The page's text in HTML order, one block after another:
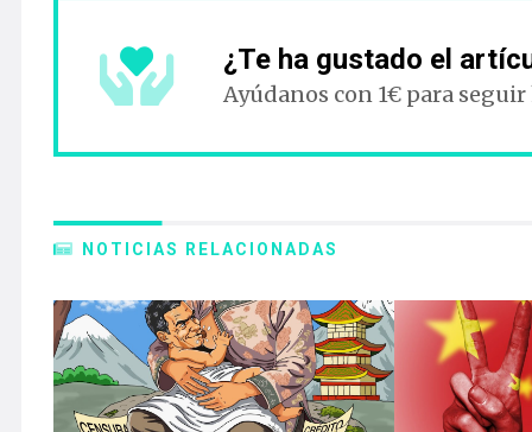
¿Te ha gustado el
Ayúdanos con 1€ para
NOTICIAS RELACIONADAS